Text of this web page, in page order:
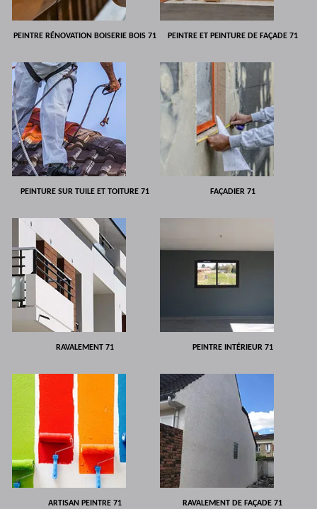
PEINTRE RÉNOVATION BOISERIE BOIS 71 PEINTRE ET PEINTURE DE FAÇADE 71
PEINTURE SUR TUILE ET TOITURE 71 FAÇADIER 71
RAVALEMENT 71 PEINTRE INTÉRIEUR 71
ARTISAN PEINTRE 71 RAVALEMENT DE FAÇADE 71